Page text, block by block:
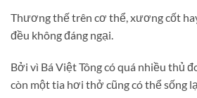
Thương thế trên cơ thể, xương cốt
đều không đáng ngại.
Bởi vì Bá Việt Tông có quá nhiều thủ
còn một tia hơi thở cũng có thể sống